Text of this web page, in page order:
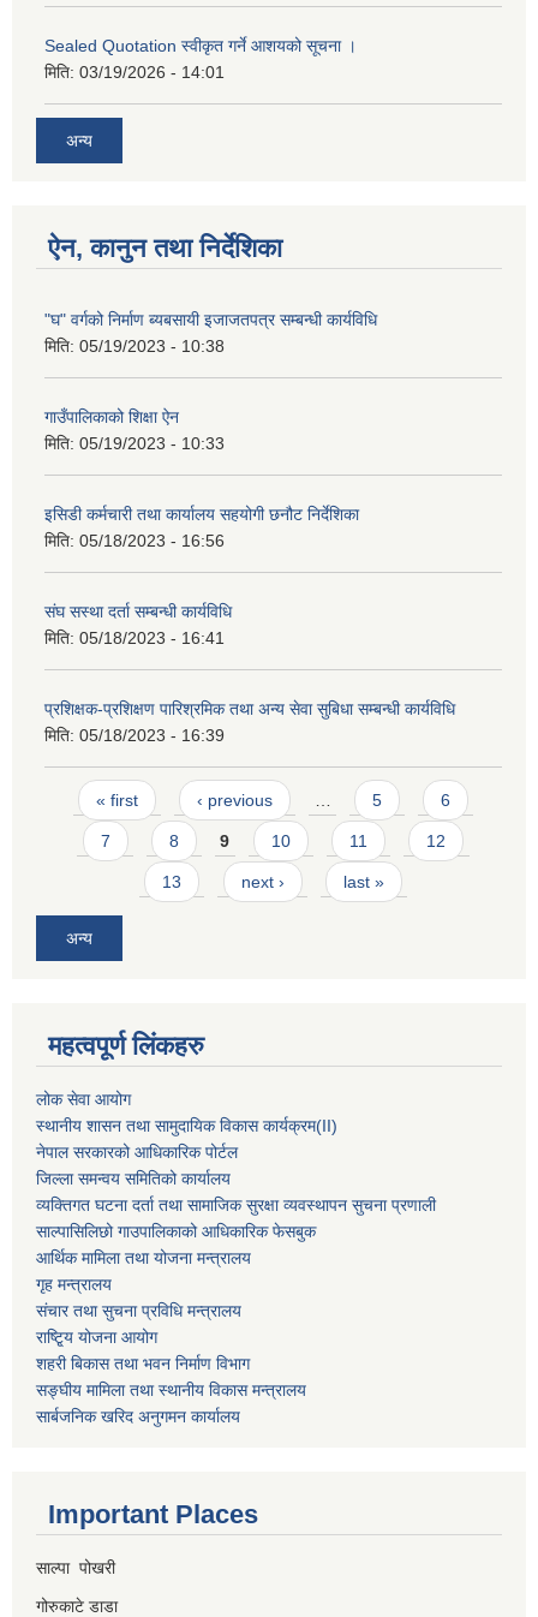
Sealed Quotation स्वीकृत गर्ने आशयको सूचना ।
मिति: 03/19/2026 - 14:01
अन्य
ऐन, कानुन तथा निर्देशिका
"घ" वर्गको निर्माण ब्यबसायी इजाजतपत्र सम्बन्धी कार्यविधि
मिति: 05/19/2023 - 10:38
गाउँपालिकाको शिक्षा ऐन
मिति: 05/19/2023 - 10:33
इसिडी कर्मचारी तथा कार्यालय सहयोगी छनौट निर्देशिका
मिति: 05/18/2023 - 16:56
संघ सस्था दर्ता सम्बन्धी कार्यविधि
मिति: 05/18/2023 - 16:41
प्रशिक्षक-प्रशिक्षण पारिश्रमिक तथा अन्य सेवा सुबिधा सम्बन्धी कार्यविधि
मिति: 05/18/2023 - 16:39
Pages
« first ‹ previous … 5 6
7 8 9 10 11 12
13 next › last »
अन्य
महत्वपूर्ण लिंकहरु
लोक सेवा आयोग
स्थानीय शासन तथा सामुदायिक विकास कार्यक्रम(II)
नेपाल सरकारको आधिकारिक पोर्टल
जिल्ला समन्वय समितिको कार्यालय
व्यक्तिगत घटना दर्ता तथा सामाजिक सुरक्षा व्यवस्थापन सुचना प्रणाली
साल्पासिलिछो गाउपालिकाको आधिकारिक फेसबुक
आर्थिक मामिला तथा योजना मन्त्रालय
गृह मन्त्रालय
संचार तथा सुचना प्रविधि मन्त्रालय
राष्टि्ृय योजना आयोग
शहरी बिकास तथा भवन निर्माण विभाग
सङ्घीय मामिला तथा स्थानीय विकास मन्त्रालय
सार्बजनिक खरिद अनुगमन कार्यालय
Important Places
साल्पा पोखरी
गोरुकाटे डाडा